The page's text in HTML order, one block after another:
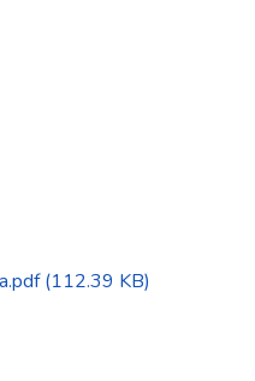
(112.39 KB)